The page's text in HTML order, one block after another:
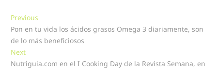
Navegación
de
entradas
Previous
post:
Pon en tu vida los ácidos grasos Omega 3 diariamente, son
de lo más beneficiosos
NextNext
post:
Nutriguia.com en el I Cooking Day de la Revista Semana, en